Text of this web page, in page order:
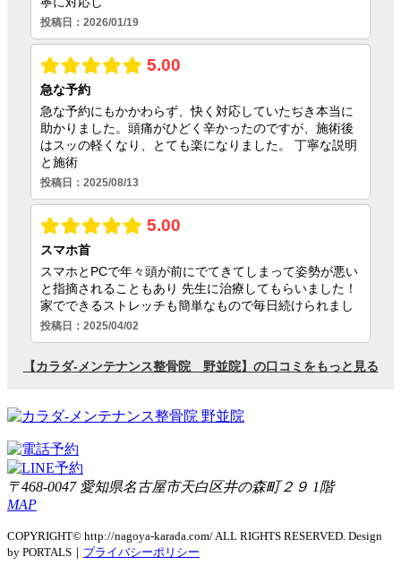
〒468-0047 愛知県名古屋市天白区井の森町２９ 1階
MAP
COPYRIGHT© http://nagoya-karada.com/ ALL RIGHTS RESERVED. Design
by PORTALS｜ プライバシーポリシー